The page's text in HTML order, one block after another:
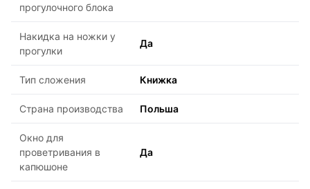
прогулочного блока
Накидка на ножки у
прогулки
Да
Тип сложения Книжка
Страна производства Польша
Окно для
проветривания в
капюшоне
Да